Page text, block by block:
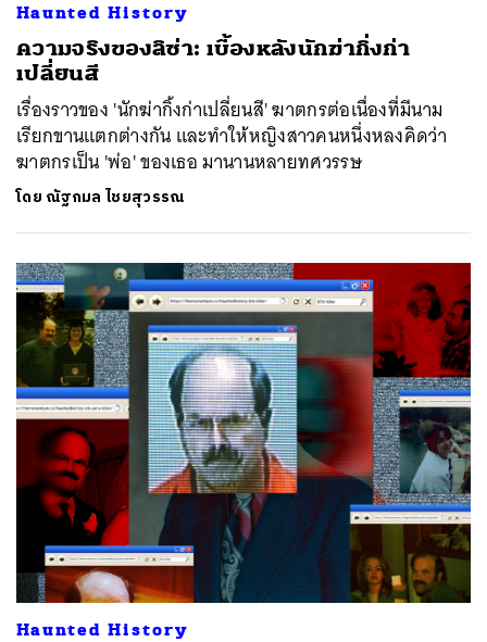
Haunted History
ความจริงของลิซ่า: เบื้องหลังนักฆ่ากิ่งก่า
เปลี่ยนสี
เรื่องราวของ 'นักฆ่ากิ้งก่าเปลี่ยนสี' ฆาตกรต่อเนื่องที่มีนาม
เรียกขานแตกต่างกัน และทำให้หญิงสาวคนหนึ่งหลงคิดว่า
ฆาตกรเป็น 'พ่อ' ของเธอ มานานหลายทศวรรษ
โดย ณัฐกมล ไชยสุวรรณ
Haunted History